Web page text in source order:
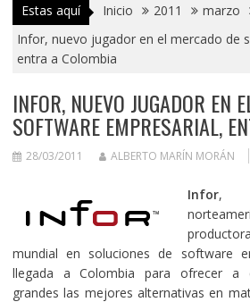
Estas aquí Inicio 2011 marzo
Infor, nuevo jugador en el mercado de
entra a Colombia
INFOR, NUEVO JUGADOR EN
SOFTWARE EMPRESARIAL,
28/03/2011 ALBERTO MARÍN MORÁN
Infor,
mundial en soluciones de software
llegada a Colombia para ofrecer a
grandes las mejores alternativas en